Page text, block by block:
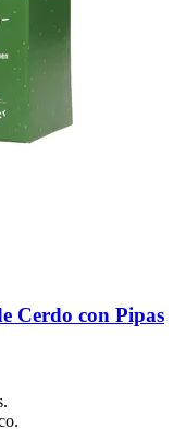
Cerdo con Pipas